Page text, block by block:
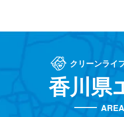
クリーンライ
香川県
AREA